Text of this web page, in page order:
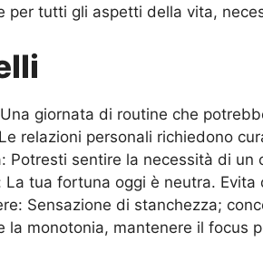
per tutti gli aspetti della vita,
giornata di routine che
relazioni personali richiedono
Potresti sentire la necessità di
La tua fortuna oggi è neutra.
Sensazione di stanchezza;
la monotonia, mantenere il focus